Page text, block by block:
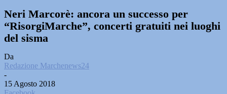
Neri Marcorè: ancora un successo per
“RisorgiMarche”, concerti gratuiti nei luoghi
del sisma
Da
Redazione Marchenews24
-
15 Agosto 2018